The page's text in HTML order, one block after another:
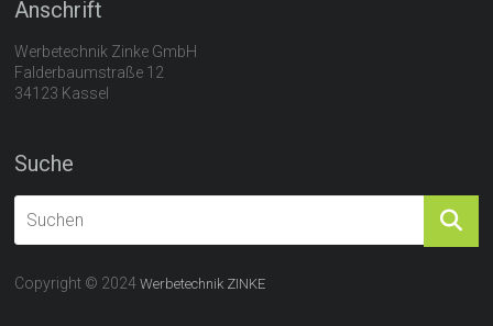
Anschrift
Werbetechnik Zinke GmbH
Falderbaumstraße 12
34123 Kassel
Suche
Copyright © 2024Werbetechnik ZINKE